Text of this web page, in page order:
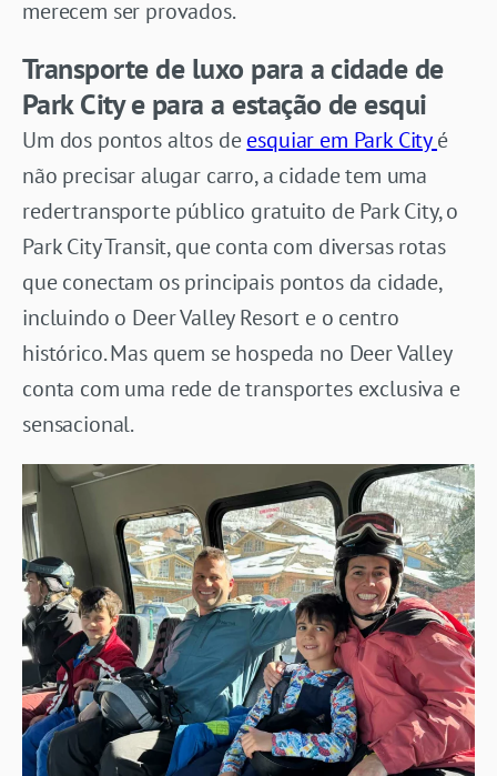
merecem ser provados.
Transporte de luxo para a cidade de
Park City e para a estação de esqui
Um dos pontos altos deesquiar em Park Cityé
não precisar alugar carro, a cidade tem uma
redertransporte público gratuito de Park City, o
Park City Transit, que conta com diversas rotas
que conectam os principais pontos da cidade,
incluindo o Deer Valley Resort e o centro
histórico. Mas quem se hospeda no Deer Valley
conta com uma rede de transportes exclusiva e
sensacional.